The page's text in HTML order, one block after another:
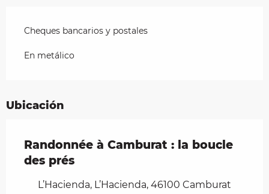
Cheques bancarios y postales
En metálico
Ubicación
Randonnée à Camburat : la boucle
des prés
L’Hacienda, L’Hacienda, 46100 Camburat